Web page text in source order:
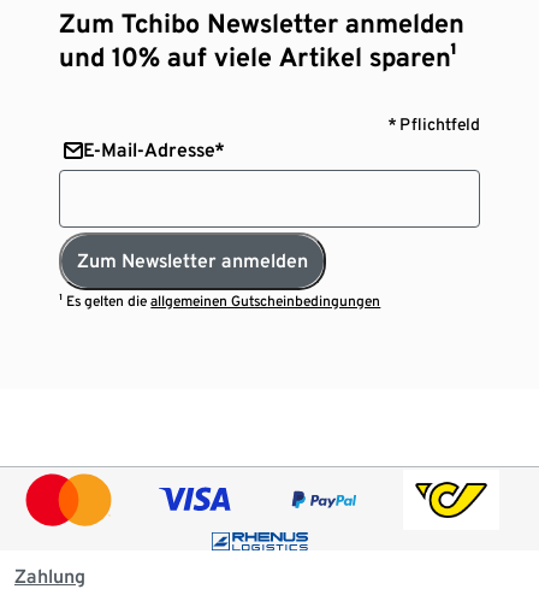
Zum Tchibo Newsletter anmelden
und 10% auf viele Artikel sparen¹
* Pflichtfeld
E-Mail-Adresse*
Zum Newsletter anmelden
¹ Es gelten dieallgemeinen Gutscheinbedingungen
Zahlung